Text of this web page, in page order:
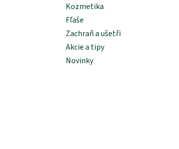
Kozmetika
Fľaše
Zachraň a ušetři
Akcie a tipy
Novinky